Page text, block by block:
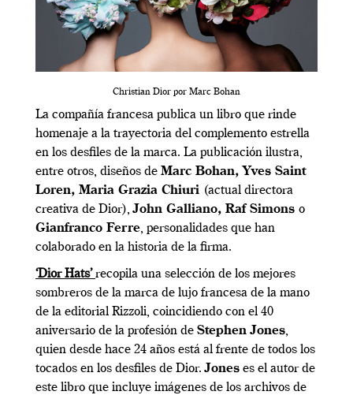
Christian Dior por Marc Bohan
La compañía francesa publica un libro que rinde
homenaje a la trayectoria del complemento estrella
en los desfiles de la marca. La publicación ilustra,
entre otros, diseños de Marc Bohan, Yves Saint
Loren, Maria Grazia Chiuri (actual directora
creativa de Dior),John Galliano, Raf Simons o
Gianfranco Ferre, personalidades que han
colaborado en la historia de la firma.
‘Dior Hats’ recopila una selección de los mejores
sombreros de la marca de lujo francesa de la mano
de la editorial Rizzoli, coincidiendo con el 40
aniversario de la profesión de Stephen Jones,
quien desde hace 24 años está al frente de todos los
tocados en los desfiles de Dior.Jones es el autor de
este libro que incluye imágenes de los archivos de